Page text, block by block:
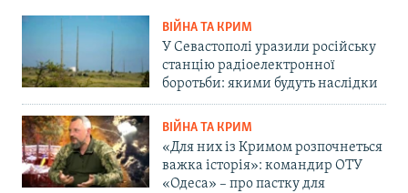
ВІЙНА ТА КРИМ
У Севастополі уразили російську
станцію радіоелектронної
боротьби: якими будуть наслідки
ВІЙНА ТА КРИМ
«Для них із Кримом розпочнеться
важка історія»: командир ОТУ
«Одеса» – про пастку для